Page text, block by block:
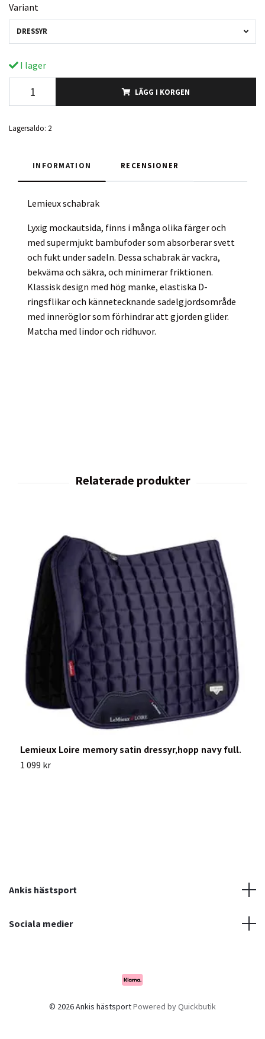
Variant
DRESSYR
I lager
LÄGG I KORGEN
Lagersaldo: 2
INFORMATION RECENSIONER
Lemieux schabrak
Lyxig mockautsida, finns i många olika färger och
med supermjukt bambufoder som absorberar svett
och fukt under sadeln. Dessa schabrak är vackra,
bekväma och säkra, och minimerar friktionen.
Klassisk design med hög manke, elastiska D-
ringsflikar och kännetecknande sadelgjordsområde
med inneröglor som förhindrar att gjorden glider.
Matcha med lindor och ridhuvor.
Lemieux Loire memory satin dressyr,hopp navy full.
1 099 kr
Ankis hästsport
Sociala medier
© 2026 Ankis hästsportPowered by Quickbutik